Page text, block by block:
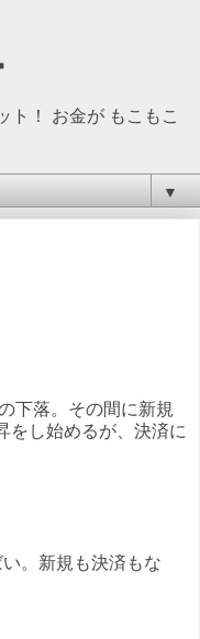
ト！ お金が もこもこ
▼
下落。その間に新規
をし始めるが、決済に
。新規も決済もな